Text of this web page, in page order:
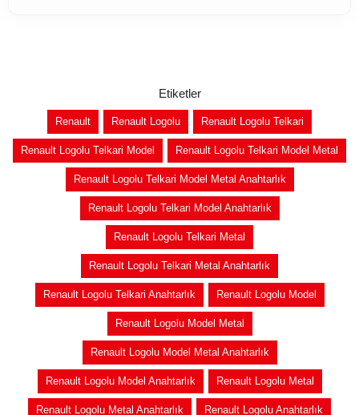
Etiketler
Renault Renault Logolu Renault Logolu Telkari
Renault Logolu Telkari Model Renault Logolu Telkari Model Metal
Renault Logolu Telkari Model Metal Anahtarlık
Renault Logolu Telkari Model Anahtarlık
Renault Logolu Telkari Metal
Renault Logolu Telkari Metal Anahtarlık
Renault Logolu Telkari Anahtarlık Renault Logolu Model
Renault Logolu Model Metal
Renault Logolu Model Metal Anahtarlık
Renault Logolu Model Anahtarlık Renault Logolu Metal
Renault Logolu Metal Anahtarlık Renault Logolu Anahtarlık